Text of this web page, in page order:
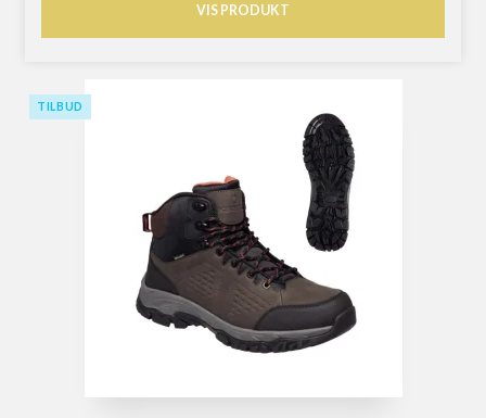
VIS PRODUKT
TILBUD